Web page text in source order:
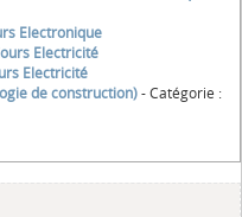
Electronique
Electricité
Electricité
de construction)- Catégorie :